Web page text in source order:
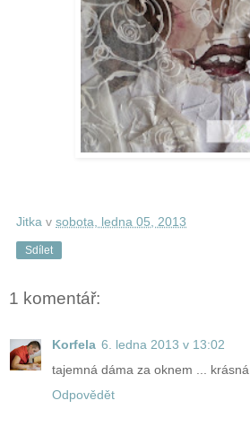
Jitka v sobota, ledna 05, 2013
Sdílet
1 komentář:
Korfela 6. ledna 2013 v 13:02
tajemná dáma za oknem ... krásná
Odpovědět